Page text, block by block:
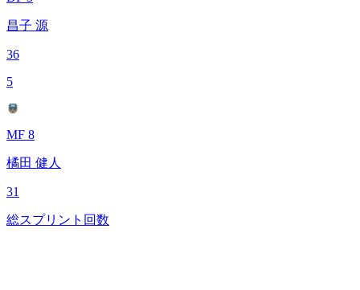
昌子 源
36
5
MF 8
橘田 健人
31
総スプリント回数